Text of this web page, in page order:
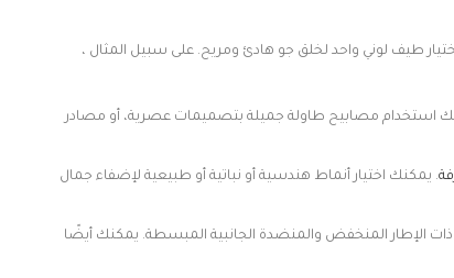
طيف لوني واحد لخلق جو هادئ ومريح. على سبيل المثال ،
استخدام مصابيح طاولة جميلة بتصميمات عصرية، أو مصادر
. يمكنك اختيار أنماط هندسية أو نباتية أو طبيعية لإضفاء جمال
الإطار المنخفض والمنضدة الجانبية المبسطة. يمكنك أيضًا